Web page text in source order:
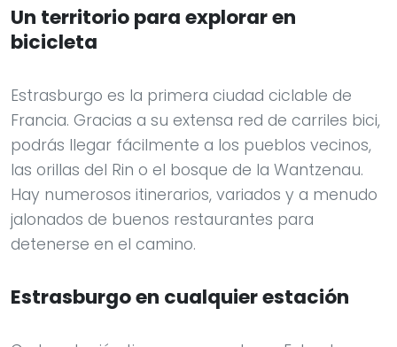
Un territorio para explorar en
bicicleta
Estrasburgo es la primera ciudad ciclable de
Francia. Gracias a su extensa red de carriles bici,
podrás llegar fácilmente a los pueblos vecinos,
las orillas del Rin o el bosque de la Wantzenau.
Hay numerosos itinerarios, variados y a menudo
jalonados de buenos restaurantes para
detenerse en el camino.
Estrasburgo en cualquier estación